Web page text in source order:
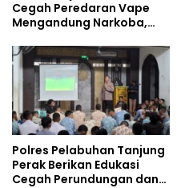
Cegah Peredaran Vape
Mengandung Narkoba,
Kalangan Remaja
Polres Pelabuhan Tanjung
Perak Berikan Edukasi
Cegah Perundungan dan